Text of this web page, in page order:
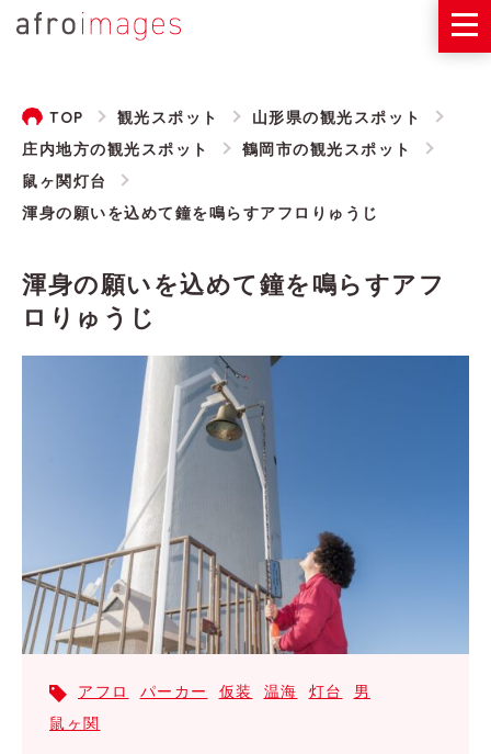
TOP 観光スポット
山形県の観光スポット
庄内地方の観光スポット
鶴岡市の観光スポット
鼠ヶ関灯台
渾身の願いを込めて鐘を鳴らすアフロりゅうじ
渾身の願いを込めて鐘を鳴らすアフ
ロりゅうじ
アフロ パーカー 仮装 温海 灯台
男
鼠ヶ関